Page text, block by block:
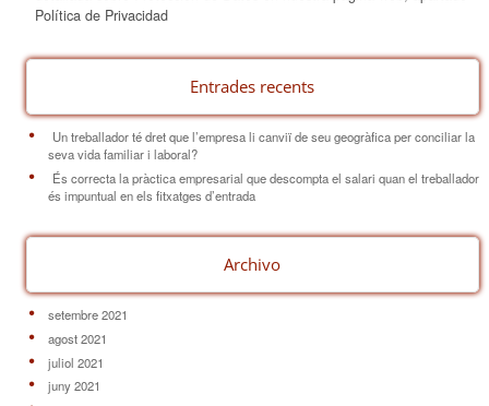
Política de Privacidad
Entrades recents
Un treballador té dret que l’empresa li canviï de seu geogràfica per conciliar la
seva vida familiar i laboral?
És correcta la pràctica empresarial que descompta el salari quan el treballador
és impuntual en els fitxatges d’entrada
Archivo
setembre 2021
agost 2021
juliol 2021
juny 2021